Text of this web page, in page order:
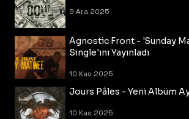
9 Ara 2025
Agnostic Front - 'Sunday
Single'ını Yayınladı
10 Kas 2025
Jours Pâles - Yeni Albüm
10 Kas 2025